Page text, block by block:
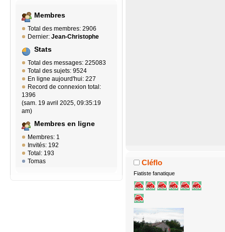
Membres
Total des membres: 2906
Dernier: Jean-Christophe
Stats
Total des messages: 225083
Total des sujets: 9524
En ligne aujourd'hui: 227
Record de connexion total:
1396
(sam. 19 avril 2025, 09:35:19
am)
Membres en ligne
Membres: 1
Invités: 192
Total: 193
Tomas
Cléflo
Fiatiste fanatique